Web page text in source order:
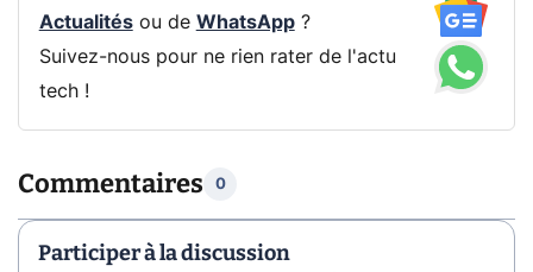
Actualitésou de WhatsApp?
Suivez-nous pour ne rien rater de l'actu
tech !
Commentaires 0
Participer à la discussion